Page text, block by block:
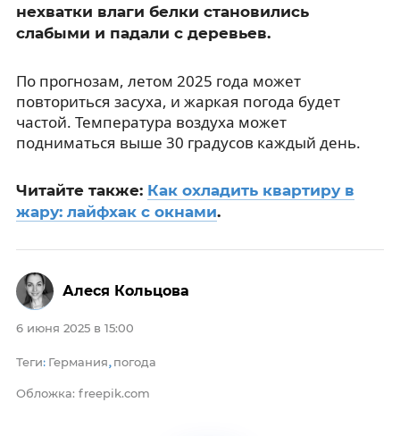
нехватки влаги белки становились
слабыми и падали с деревьев.
По прогнозам, летом 2025 года может
повториться засуха, и жаркая погода будет
частой. Температура воздуха может
подниматься выше 30 градусов каждый день.
Читайте также: Как охладить квартиру в
жару: лайфхак с окнами.
6 июня 2025 в 15:00
Теги: Германия, погода
Обложка: freepik.com
Алеся Кольцова